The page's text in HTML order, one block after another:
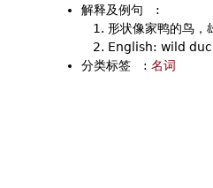
解释及例句
:
形状像家鸭的鸟，
English: wild
分类标签
: 名词